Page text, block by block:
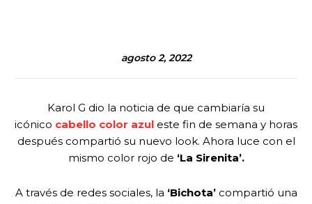
agosto 2, 2022
Karol G dio la noticia de que cambiaría su
icónico cabello color azul este fin de semana y horas
después compartió su nuevo look. Ahora luce con el
mismo color rojo de ‘La Sirenita’.
A través de redes sociales, la ‘Bichota’ compartió una